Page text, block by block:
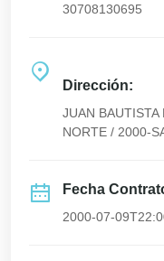
30708130695
Dirección:
JUAN
NORTE / 2000-
Fecha
2000-07-